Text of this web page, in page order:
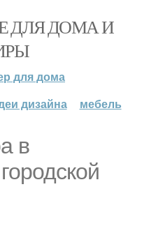
ДЛЯ ДОМА И
для дома
дизайна мебель
в